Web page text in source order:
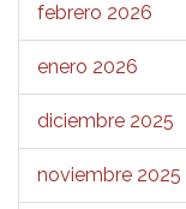
febrero 2026
enero 2026
diciembre 2025
noviembre 2025